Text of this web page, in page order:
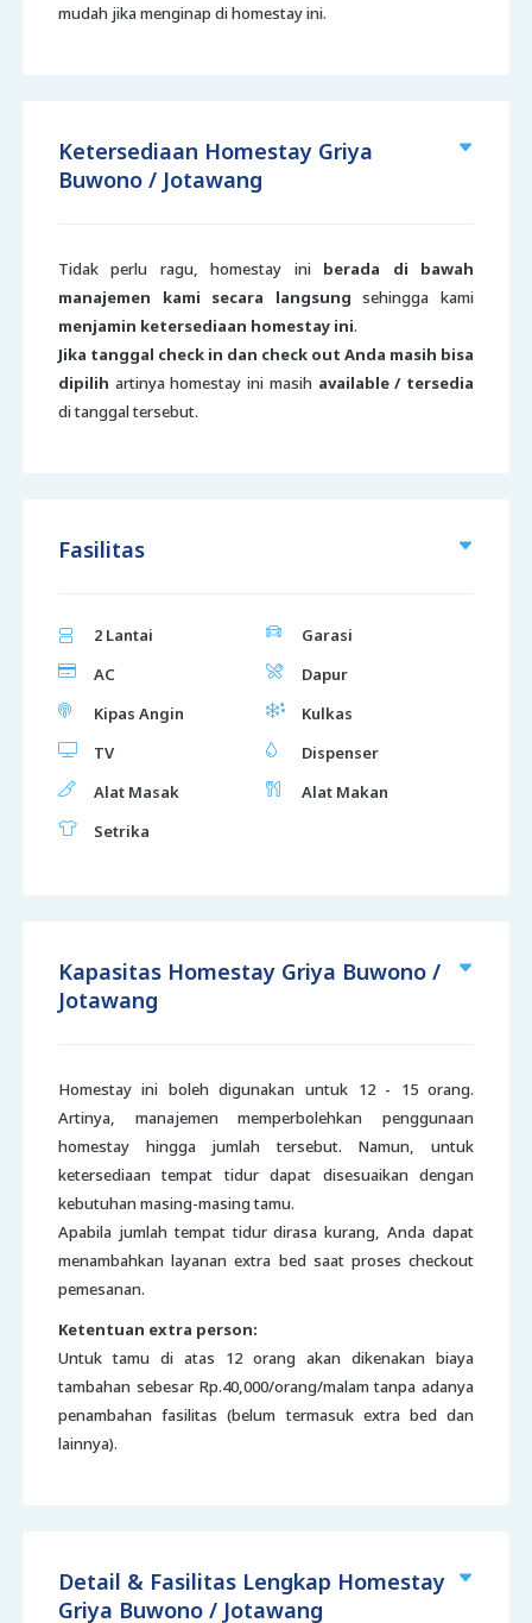
mudah jika menginap di homestay ini.
Ketersediaan Homestay Griya
Buwono / Jotawang
Tidak perlu ragu, homestay ini berada di bawah
manajemen kami secara langsung sehingga kami
menjamin ketersediaan homestay ini.
Jika tanggal check in dan check out Anda masih bisa
dipilih artinya homestay ini masih available / tersedia
di tanggal tersebut.
Fasilitas
2 Lantai
Garasi
AC
Dapur
Kipas Angin
Kulkas
TV
Dispenser
Alat Masak
Alat Makan
Setrika
Kapasitas Homestay Griya Buwono /
Jotawang
Homestay ini boleh digunakan untuk 12 - 15 orang.
Artinya, manajemen memperbolehkan penggunaan
homestay hingga jumlah tersebut. Namun, untuk
ketersediaan tempat tidur dapat disesuaikan dengan
kebutuhan masing-masing tamu.
Apabila jumlah tempat tidur dirasa kurang, Anda dapat
menambahkan layanan extra bed saat proses checkout
pemesanan.
Ketentuan extra person:
Untuk tamu di atas 12 orang akan dikenakan biaya
tambahan sebesar Rp.40,000/orang/malam tanpa adanya
penambahan fasilitas (belum termasuk extra bed dan
lainnya).
Detail & Fasilitas Lengkap Homestay
Griya Buwono / Jotawang